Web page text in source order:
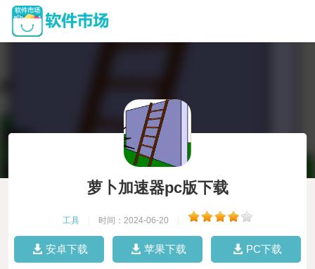
萝卜加速器pc版下载
工具 时间：2024-06-20
安卓下载 苹果下载 PC下载